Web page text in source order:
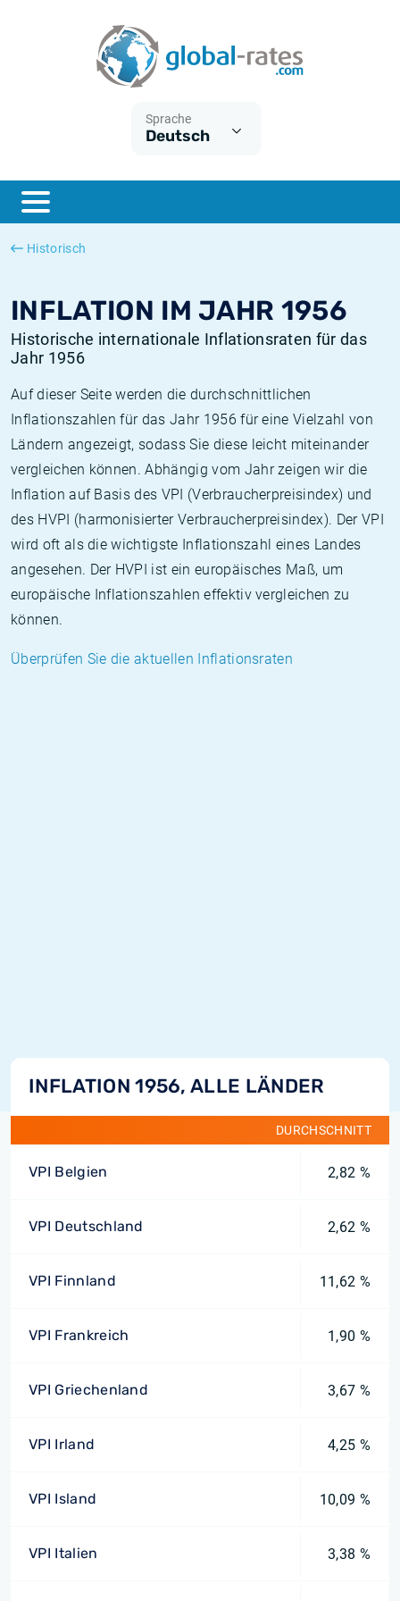
Sprache
Deutsch
Historisch
INFLATION IM JAHR 1956
Historische internationale Inflationsraten für das
Jahr 1956
Auf dieser Seite werden die durchschnittlichen
Inflationszahlen für das Jahr 1956 für eine Vielzahl von
Ländern angezeigt, sodass Sie diese leicht miteinander
vergleichen können. Abhängig vom Jahr zeigen wir die
Inflation auf Basis des VPI (Verbraucherpreisindex) und
des HVPI (harmonisierter Verbraucherpreisindex). Der VPI
wird oft als die wichtigste Inflationszahl eines Landes
angesehen. Der HVPI ist ein europäisches Maß, um
europäische Inflationszahlen effektiv vergleichen zu
können.
Überprüfen Sie die aktuellen Inflationsraten
INFLATION 1956, ALLE LÄNDER
DURCHSCHNITT
VPI Belgien 2,82 %
VPI Deutschland 2,62 %
VPI Finnland 11,62 %
VPI Frankreich 1,90 %
VPI Griechenland 3,67 %
VPI Irland 4,25 %
VPI Island 10,09 %
VPI Italien 3,38 %
ESTER
SONIA
Was ist die VPI-Inflation?
Was ist die HVPI-Inflation?
Deutsche inflation
Europäische inflation
Historische Euribor-Sätze
Historische ESTER-Sätze
Historische SOFR-Sätze
Historische SONIA-Sätze
Inflationsrechner